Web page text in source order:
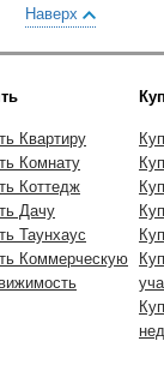
Наверх
Квартиру
Комнату
Коттедж
Дачу
Таунхаус
Коммерческую